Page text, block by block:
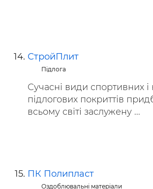
СтройПлит
Підлога
Сучасні види спортивних
підлогових покриттів
всьому світі заслужену ...
ПК Полипласт
Оздоблювальні матеріали